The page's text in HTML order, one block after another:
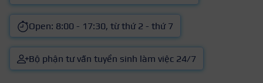
Open: 8:00 - 17:30, từ thứ 2 - thứ 7
Bộ phận tư vấn tuyển sinh làm việc 24/7